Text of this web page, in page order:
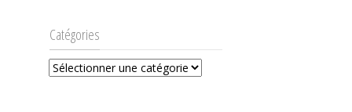
Catégories
Catégories